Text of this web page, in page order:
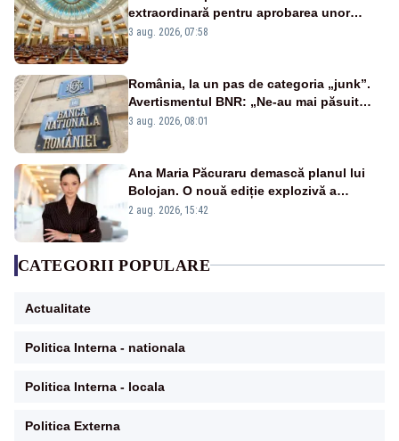
extraordinară pentru aprobarea unor
jaloane din PNRR
3 aug. 2026, 07:58
România, la un pas de categoria „junk”.
Avertismentul BNR: „Ne-au mai păsuit
pentru câteva luni”
3 aug. 2026, 08:01
Ana Maria Păcuraru demască planul lui
Bolojan. O nouă ediție explozivă a
emisiunii „Miza Zilei” la Realitatea PLUS
2 aug. 2026, 15:42
CATEGORII POPULARE
Actualitate
Politica Interna - nationala
Politica Interna - locala
Politica Externa